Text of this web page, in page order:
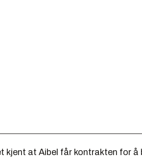
kjent at Aibel får kontrakten for å